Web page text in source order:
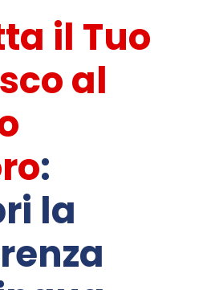
il Tuo
al
:
la